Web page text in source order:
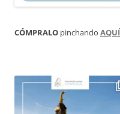
CÓMPRALO pinchando AQUÍ